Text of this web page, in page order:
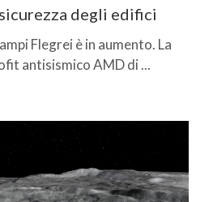
degli edifici
Flegrei è in aumento. La
antisismico AMD di ...